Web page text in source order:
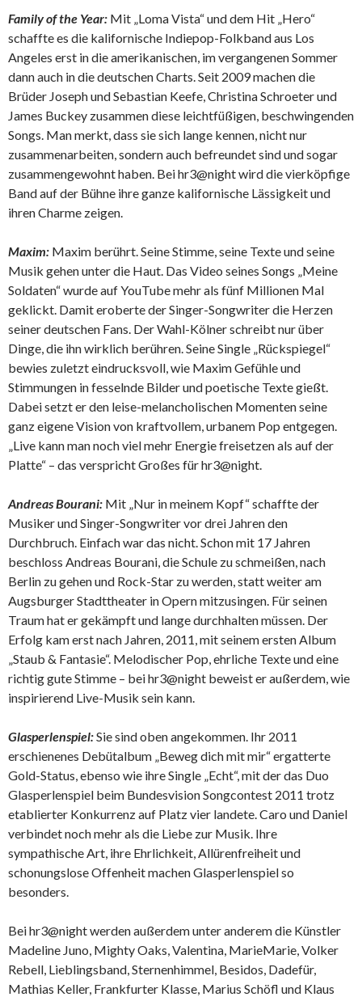
Family of the Year: Mit „Loma Vista“ und dem Hit „Hero“
schaffte es die kalifornische Indiepop-Folkband aus Los
Angeles erst in die amerikanischen, im vergangenen Sommer
dann auch in die deutschen Charts. Seit 2009 machen die
Brüder Joseph und Sebastian Keefe, Christina Schroeter und
James Buckey zusammen diese leichtfüßigen, beschwingenden
Songs. Man merkt, dass sie sich lange kennen, nicht nur
zusammenarbeiten, sondern auch befreundet sind und sogar
zusammengewohnt haben. Bei hr3@night wird die vierköpfige
Band auf der Bühne ihre ganze kalifornische Lässigkeit und
ihren Charme zeigen.
Maxim: Maxim berührt. Seine Stimme, seine Texte und seine
Musik gehen unter die Haut. Das Video seines Songs „Meine
Soldaten“ wurde auf YouTube mehr als fünf Millionen Mal
geklickt. Damit eroberte der Singer-Songwriter die Herzen
seiner deutschen Fans. Der Wahl-Kölner schreibt nur über
Dinge, die ihn wirklich berühren. Seine Single „Rückspiegel“
bewies zuletzt eindrucksvoll, wie Maxim Gefühle und
Stimmungen in fesselnde Bilder und poetische Texte gießt.
Dabei setzt er den leise-melancholischen Momenten seine
ganz eigene Vision von kraftvollem, urbanem Pop entgegen.
„Live kann man noch viel mehr Energie freisetzen als auf der
Platte“ – das verspricht Großes für hr3@night.
Andreas Bourani: Mit „Nur in meinem Kopf“ schaffte der
Musiker und Singer-Songwriter vor drei Jahren den
Durchbruch. Einfach war das nicht. Schon mit 17 Jahren
beschloss Andreas Bourani, die Schule zu schmeißen, nach
Berlin zu gehen und Rock-Star zu werden, statt weiter am
Augsburger Stadttheater in Opern mitzusingen. Für seinen
Traum hat er gekämpft und lange durchhalten müssen. Der
Erfolg kam erst nach Jahren, 2011, mit seinem ersten Album
„Staub & Fantasie“. Melodischer Pop, ehrliche Texte und eine
richtig gute Stimme – bei hr3@night beweist er außerdem, wie
inspirierend Live-Musik sein kann.
Glasperlenspiel:Sie sind oben angekommen. Ihr 2011
erschienenes Debütalbum „Beweg dich mit mir“ ergatterte
Gold-Status, ebenso wie ihre Single „Echt“, mit der das Duo
Glasperlenspiel beim Bundesvision Songcontest 2011 trotz
etablierter Konkurrenz auf Platz vier landete. Caro und Daniel
verbindet noch mehr als die Liebe zur Musik. Ihre
sympathische Art, ihre Ehrlichkeit, Allürenfreiheit und
schonungslose Offenheit machen Glasperlenspiel so
besonders.
Bei hr3@night werden außerdem unter anderem die Künstler
Madeline Juno, Mighty Oaks, Valentina, MarieMarie, Volker
Rebell, Lieblingsband, Sternenhimmel, Besidos, Dadefür,
Mathias Keller, Frankfurter Klasse, Marius Schöfl und Klaus